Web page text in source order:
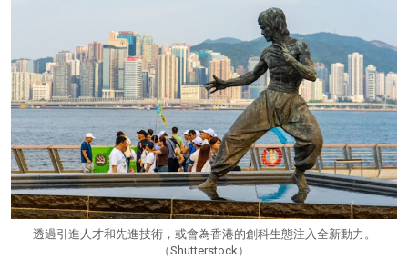
透過引進人才和先進技術，或會為香港的創科生態注入全新動力。
（Shutterstock）